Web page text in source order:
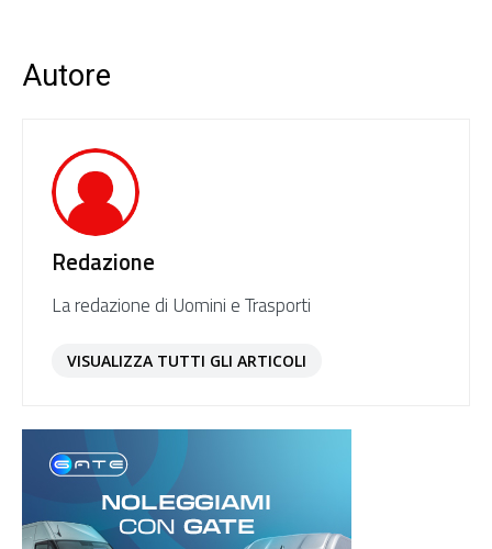
Autore
Redazione
La redazione di Uomini e Trasporti
VISUALIZZA TUTTI GLI ARTICOLI